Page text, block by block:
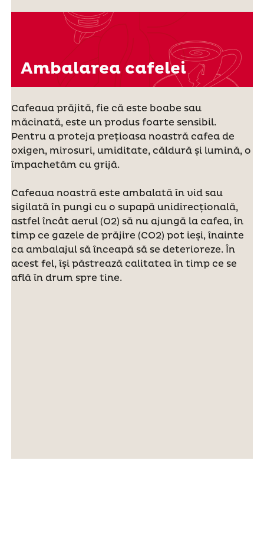
Cafeaua prăjită, fie că este boabe sau
măcinată, este un produs foarte sensibil.
Pentru a proteja prețioasa noastră cafea de
oxigen, mirosuri, umiditate, căldură și lumină, o
împachetăm cu grijă.
Cafeaua noastră este ambalată în vid sau
sigilată în pungi cu o supapă unidirecțională,
astfel încât aerul (O2) să nu ajungă la cafea, în
timp ce gazele de prăjire (CO2) pot ieși, înainte
ca ambalajul să înceapă să se deterioreze. În
acest fel, își păstrează calitatea în timp ce se
află în drum spre tine.
Ambalarea cafelei